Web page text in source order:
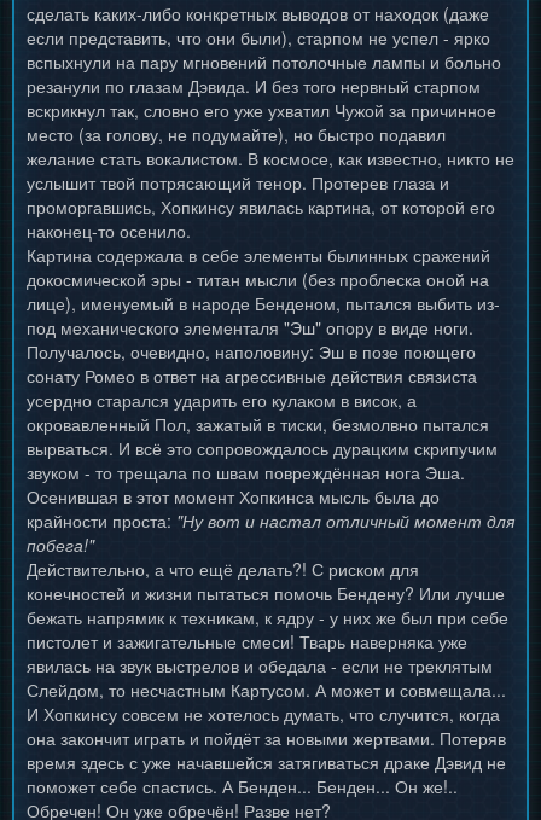
сделать каких-либо конкретных выводов от находок (даже
если представить, что они были), старпом не успел - ярко
вспыхнули на пару мгновений потолочные лампы и больно
резанули по глазам Дэвида. И без того нервный старпом
вскрикнул так, словно его уже ухватил Чужой за причинное
место (за голову, не подумайте), но быстро подавил
желание стать вокалистом. В космосе, как известно, никто не
услышит твой потрясающий тенор. Протерев глаза и
проморгавшись, Хопкинсу явилась картина, от которой его
наконец-то осенило.
Картина содержала в себе элементы былинных сражений
докосмической эры - титан мысли (без проблеска оной на
лице), именуемый в народе Бенденом, пытался выбить из-
под механического элементаля "Эш" опору в виде ноги.
Получалось, очевидно, наполовину: Эш в позе поющего
сонату Ромео в ответ на агрессивные действия связиста
усердно старался ударить его кулаком в висок, а
окровавленный Пол, зажатый в тиски, безмолвно пытался
вырваться. И всё это сопровождалось дурацким скрипучим
звуком - то трещала по швам повреждённая нога Эша.
Осенившая в этот момент Хопкинса мысль была до
крайности проста: "Ну вот и настал отличный момент для
побега!"
Действительно, а что ещё делать?! С риском для
конечностей и жизни пытаться помочь Бендену? Или лучше
бежать напрямик к техникам, к ядру - у них же был при себе
пистолет и зажигательные смеси! Тварь наверняка уже
явилась на звук выстрелов и обедала - если не треклятым
Слейдом, то несчастным Картусом. А может и совмещала...
И Хопкинсу совсем не хотелось думать, что случится, когда
она закончит играть и пойдёт за новыми жертвами. Потеряв
время здесь с уже начавшейся затягиваться драке Дэвид не
поможет себе спастись. А Бенден... Бенден... Он же!..
Обречен! Он уже обречён! Разве нет?